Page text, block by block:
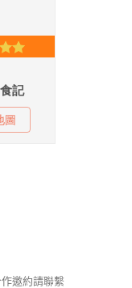
邀約請聯繫